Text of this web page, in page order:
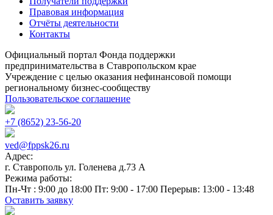
Правовая информация
Отчёты деятельности
Контакты
Официальный портал Фонда поддержки
предпринимательства в Ставропольском крае
Учреждение с целью оказания нефинансовой помощи
региональному бизнес-сообществу
Пользовательское соглашение
+7 (8652) 23-56-20
ved@fppsk26.ru
Адрес:
г. Ставрополь ул. Голенева д.73 A
Режима работы:
Пн-Чт : 9:00 до 18:00 Пт: 9:00 - 17:00 Перерыв: 13:00 - 13:48
Оставить заявку